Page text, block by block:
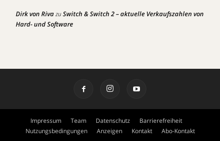
Dirk von RivazuSwitch & Switch 2 – aktuelle Verkaufszahlen von
Hard- und Software
Impressum Team Datenschutz
Barrierefreiheit
Nutzungsbedingungen
Anzeigen Kontakt Abo-Kontakt